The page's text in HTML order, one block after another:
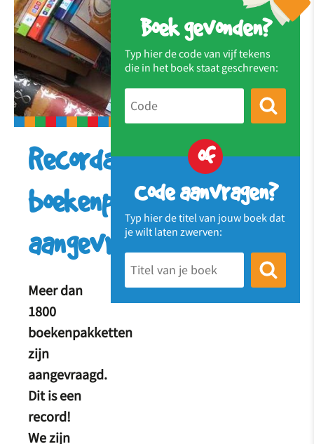
Boek gevonden?
Typ hier de code van vijf tekens
die in het boek staat geschreven:
of
Code aanvragen?
Typ hier de titel van jouw boek dat
je wilt laten zwerven:
Recordaantal
boekenpakketten
aangevraagd
Meer dan
1800
boekenpakketten
zijn
aangevraagd.
Dit is een
record!
We zijn